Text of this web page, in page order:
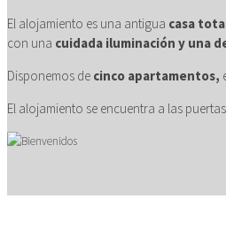
El alojamiento es una antigua casa
con una cuidada iluminación y una
Disponemos de cinco apartamentos,
El alojamiento se encuentra a las